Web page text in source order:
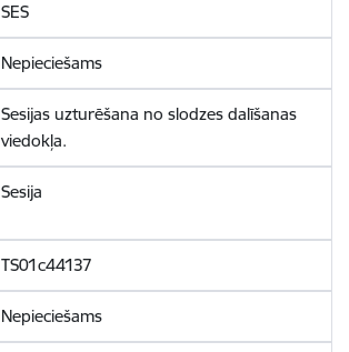
SES
Nepieciešams
Sesijas uzturēšana no slodzes dalīšanas
viedokļa.
Sesija
TS01c44137
Nepieciešams